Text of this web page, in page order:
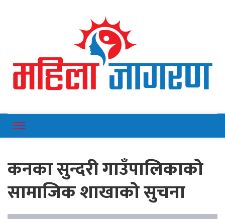
Mahilajagaran
कनका सुन्दरी गाउँपालिकाको
सामाजिक शाखाको सुचना